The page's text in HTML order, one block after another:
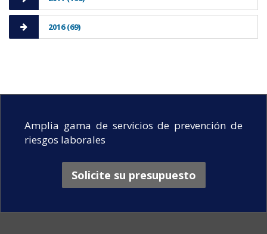
2016 (69)
Amplia gama de servicios de prevención de
riesgos laborales
Solicite su presupuesto